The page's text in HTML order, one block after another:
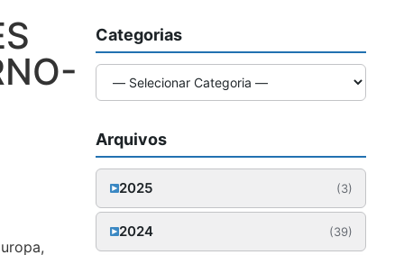
Categorias
Arquivos
2025 (3)
Outubro (1)
2024 (39)